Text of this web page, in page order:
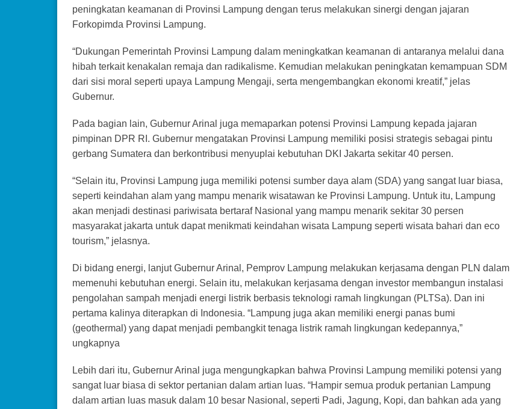
peningkatan keamanan di Provinsi Lampung dengan terus melakukan sinergi dengan jajaran
Forkopimda Provinsi Lampung.
“Dukungan Pemerintah Provinsi Lampung dalam meningkatkan keamanan di antaranya melalui dana
hibah terkait kenakalan remaja dan radikalisme. Kemudian melakukan peningkatan kemampuan SDM
dari sisi moral seperti upaya Lampung Mengaji, serta mengembangkan ekonomi kreatif,” jelas
Gubernur.
Pada bagian lain, Gubernur Arinal juga memaparkan potensi Provinsi Lampung kepada jajaran
pimpinan DPR RI. Gubernur mengatakan Provinsi Lampung memiliki posisi strategis sebagai pintu
gerbang Sumatera dan berkontribusi menyuplai kebutuhan DKI Jakarta sekitar 40 persen.
“Selain itu, Provinsi Lampung juga memiliki potensi sumber daya alam (SDA) yang sangat luar biasa,
seperti keindahan alam yang mampu menarik wisatawan ke Provinsi Lampung. Untuk itu, Lampung
akan menjadi destinasi pariwisata bertaraf Nasional yang mampu menarik sekitar 30 persen
masyarakat jakarta untuk dapat menikmati keindahan wisata Lampung seperti wisata bahari dan eco
tourism,” jelasnya.
Di bidang energi, lanjut Gubernur Arinal, Pemprov Lampung melakukan kerjasama dengan PLN dalam
memenuhi kebutuhan energi. Selain itu, melakukan kerjasama dengan investor membangun instalasi
pengolahan sampah menjadi energi listrik berbasis teknologi ramah lingkungan (PLTSa). Dan ini
pertama kalinya diterapkan di Indonesia. “Lampung juga akan memiliki energi panas bumi
(geothermal) yang dapat menjadi pembangkit tenaga listrik ramah lingkungan kedepannya,”
ungkapnya
Lebih dari itu, Gubernur Arinal juga mengungkapkan bahwa Provinsi Lampung memiliki potensi yang
sangat luar biasa di sektor pertanian dalam artian luas. “Hampir semua produk pertanian Lampung
dalam artian luas masuk dalam 10 besar Nasional, seperti Padi, Jagung, Kopi, dan bahkan ada yang